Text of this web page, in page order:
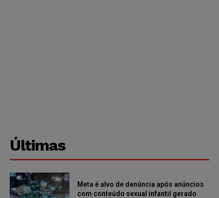
Últimas
Meta é alvo de denúncia após anúncios
com conteúdo sexual infantil gerado